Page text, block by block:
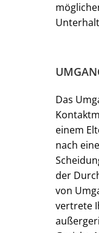
Das
einem
nach
der
von
vertrete